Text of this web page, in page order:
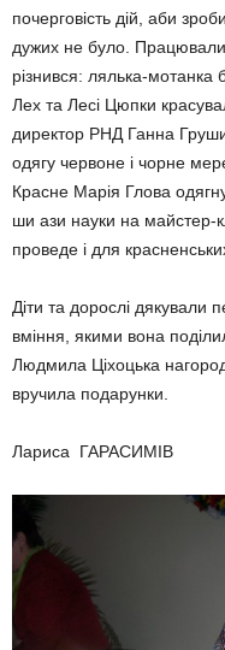
почер­говість дій, аби
дужих не було. Працювали
різнився: лялька-мотанка
Лех та Лесі Цюпки
директор РНД Ганна
одягу червоне і чорне
Красне Марія Глова
ши ази науки на майстер-
проведе і для
Діти та дорослі дякували
вміння, якими вона
Людмила Ціхоцька
вручила подарунки.
Лариса ГАРАСИМІВ